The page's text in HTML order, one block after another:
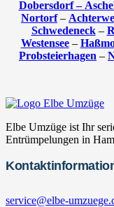
Dobersdorf –
Nortorf–
Schwedeneck–
Westensee–
Probsteierhagen –
Elbe Umzüge ist Ihr
Entrümpelungen in
service@elbe-